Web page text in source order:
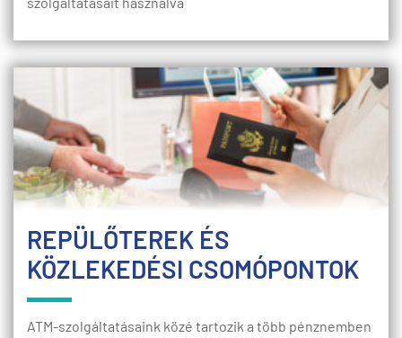
REPÜLŐTEREK ÉS
KÖZLEKEDÉSI CSOMÓPONTOK
ATM-szolgáltatásaink közé tartozik a több pénznemben